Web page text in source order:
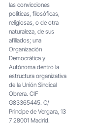
las convicciones
políticas, filosóficas,
religiosas, o de otra
naturaleza, de sus
afiliados; una
Organización
Democrática y
Autónoma dentro la
estructura organizativa
de la Unión Sindical
Obrera. CIF
G83365445. C/
Principe de Vergara, 13
7 28001 Madrid.